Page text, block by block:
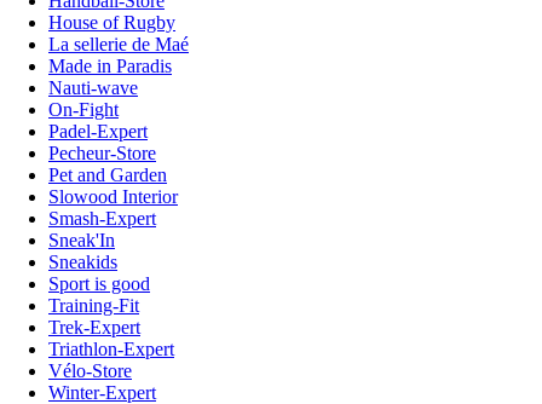
House of Rugby
La sellerie de Maé
Made in Paradis
Nauti-wave
On-Fight
Padel-Expert
Pecheur-Store
Pet and Garden
Slowood Interior
Smash-Expert
Sneak'In
Sneakids
Sport is good
Training-Fit
Trek-Expert
Triathlon-Expert
Vélo-Store
Winter-Expert